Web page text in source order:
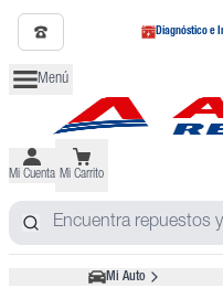
Diagnóstico e
Menú
Mi Cuenta Mi Carrito
Mi Auto